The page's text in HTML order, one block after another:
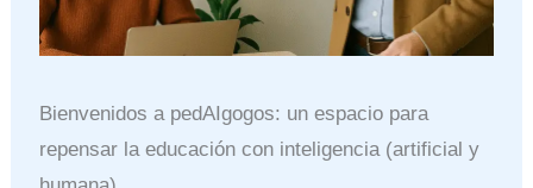
Bienvenidos a pedAIgogos: un espacio para
repensar la educación con inteligencia (artificial y